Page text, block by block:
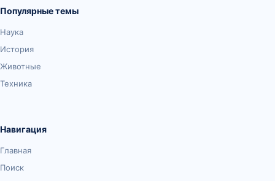
Популярные темы
Наука
История
Животные
Техника
Навигация
Главная
Поиск